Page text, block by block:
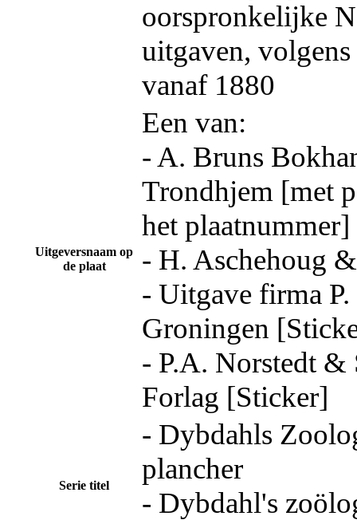
oorspronkelijke
uitgaven, volgens
vanaf 1880
Uitgeversnaam op
de plaat
Een van:
- A. Bruns
Trondhjem [met
het plaatnummer]
- H. Aschehoug
- Uitgave firma
Groningen
- P.A. Norstedt &
Forlag [Sticker]
Serie titel
- Dybdahls
plancher
- Dybdahl's